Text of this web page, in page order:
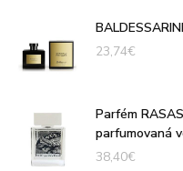
23,74€
Parfém
parfumovaná
38,40€